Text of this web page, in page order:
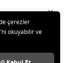
ve Tic. A.Ş. Tüm
çerezler
okuyabilir ve